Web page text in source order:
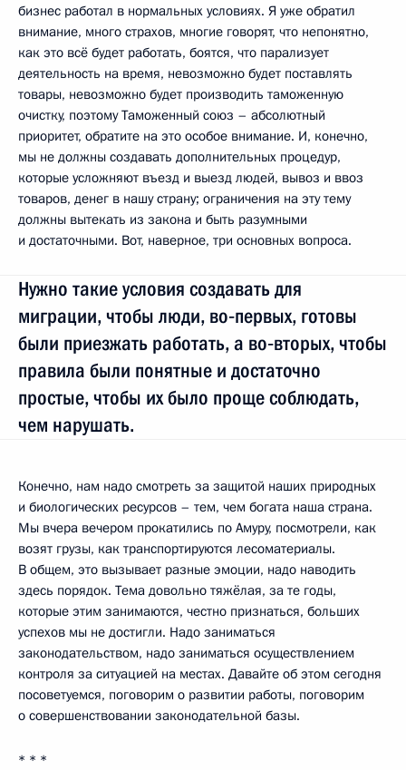
бизнес работал в нормальных условиях. Я уже обратил
внимание, много страхов, многие говорят, что непонятно,
как это всё будет работать, боятся, что парализует
деятельность на время, невозможно будет поставлять
товары, невозможно будет производить таможенную
очистку, поэтому Таможенный союз – абсолютный
приоритет, обратите на это особое внимание. И, конечно,
мы не должны создавать дополнительных процедур,
которые усложняют въезд и выезд людей, вывоз и ввоз
товаров, денег в нашу страну; ограничения на эту тему
должны вытекать из закона и быть разумными
и достаточными. Вот, наверное, три основных вопроса.
Нужно такие условия создавать для
миграции, чтобы люди, во‑первых, готовы
были приезжать работать, а во‑вторых, чтобы
правила были понятные и достаточно
простые, чтобы их было проще соблюдать,
чем нарушать.
Конечно, нам надо смотреть за защитой наших природных
и биологических ресурсов – тем, чем богата наша страна.
Мы вчера вечером прокатились по Амуру, посмотрели, как
возят грузы, как транспортируются лесоматериалы.
В общем, это вызывает разные эмоции, надо наводить
здесь порядок. Тема довольно тяжёлая, за те годы,
которые этим занимаются, честно признаться, больших
успехов мы не достигли. Надо заниматься
законодательством, надо заниматься осуществлением
контроля за ситуацией на местах. Давайте об этом сегодня
посоветуемся, поговорим о развитии работы, поговорим
о совершенствовании законодательной базы.
* * *